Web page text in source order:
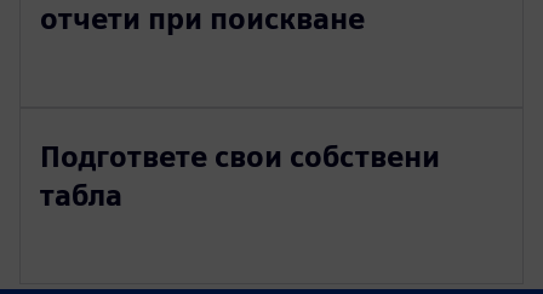
отчети при поискване
Подгответе свои собствени
табла